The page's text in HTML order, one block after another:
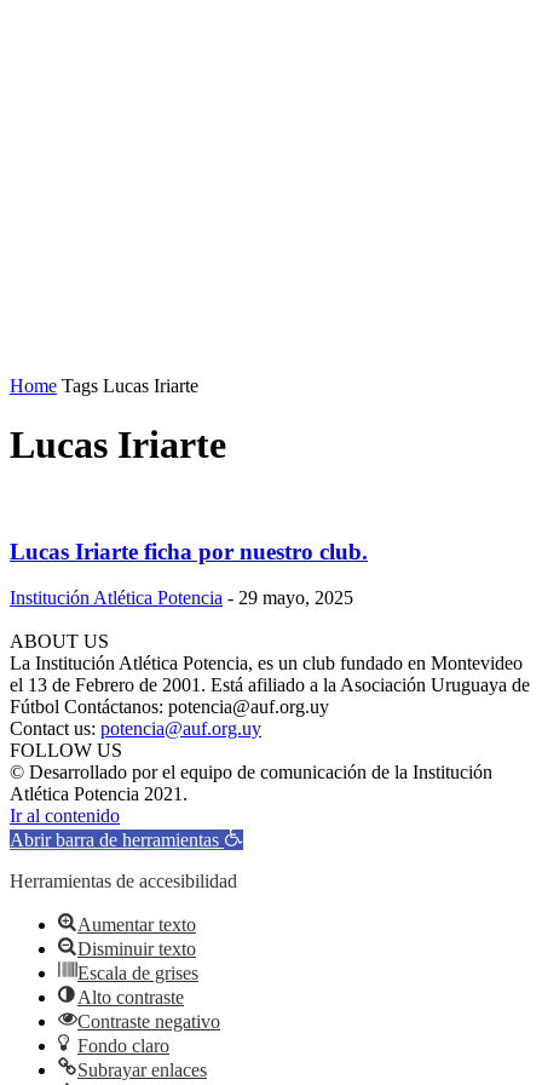
Home Tags Lucas Iriarte
Lucas Iriarte
Lucas Iriarte ficha por nuestro club.
Institución Atlética Potencia - 29 mayo, 2025
ABOUT US
La Institución Atlética Potencia, es un club fundado en Montevideo
el 13 de Febrero de 2001. Está afiliado a la Asociación Uruguaya de
Fútbol Contáctanos: potencia@auf.org.uy
Contact us: potencia@auf.org.uy
FOLLOW US
© Desarrollado por el equipo de comunicación de la Institución
Atlética Potencia 2021.
Ir al contenido
Abrir barra de herramientas
Herramientas de accesibilidad
Aumentar texto
Disminuir texto
Escala de grises
Alto contraste
Contraste negativo
Fondo claro
Subrayar enlaces